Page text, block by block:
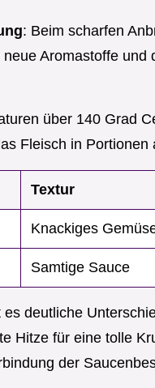
: Beim scharfen
Aromastoffe
über 140 Grad
Fleisch in Portionen
Textur
Knackiges
Samtige Sauce
deutliche
Hitze für eine tolle
der